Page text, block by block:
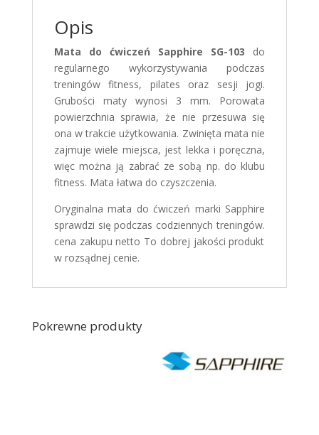
Opis
Mata do ćwiczeń Sapphire SG-103 do
regularnego wykorzystywania podczas
treningów fitness, pilates oraz sesji jogi.
Grubości maty wynosi 3 mm. Porowata
powierzchnia sprawia, że nie przesuwa się
ona w trakcie użytkowania. Zwinięta mata nie
zajmuje wiele miejsca, jest lekka i poręczna,
więc można ją zabrać ze sobą np. do klubu
fitness. Mata łatwa do czyszczenia.
Oryginalna mata do ćwiczeń marki Sapphire
sprawdzi się podczas codziennych treningów.
To dobrej jakości produkt
w rozsądnej cenie.
Pokrewne produkty